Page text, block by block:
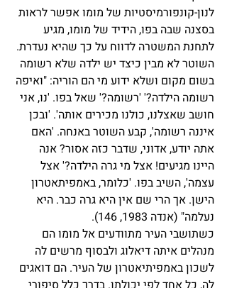
לנון-קונפורמיסטיות של מומו אפשר לראות
בסצנה שבה בפו, הידיד של מומו, מגיע
לתחנת המשטרה לדווח על כך שהיא נעדרת.
השוטר לא מבין כיצד יש ילדה שלא רשומה
בשום מקום ושלא ידוע מי הם הוריה: "ואיפה
רשומה הילדה?' 'רשומה?' שאל בפו. 'נו, אני
חושב שאצלנו, כולנו מכירים אותה'. 'ובכן
איננה רשומה', קבע השוטר באנחה. 'האם
אתה יודע, אדוני, שדבר כזה אסור? אנה
היינו מגיעים! אצל מי גרה הילדה?' אצל
עצמה', השיב בפו. 'כלומר, באמפיתאטרון
הישן. אך הרי שם אין היא גרה כבר. היא
נעלמה" (אנדה 1983, 146).
כשתושבי העיר מתוודעים אל מומו הם
מנהלים איתה דיאלוג ולבסוף מרשים לה
לשכון באמפיתיאטרון של העיר. הם דואגים